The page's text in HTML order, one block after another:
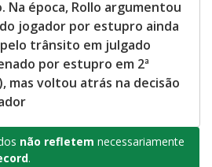
Na época, Rollo argumentou
jogador por estupro ainda
trânsito em julgado
por estupro em 2ª
mas voltou atrás na decisão
não refletem necessariamente
.